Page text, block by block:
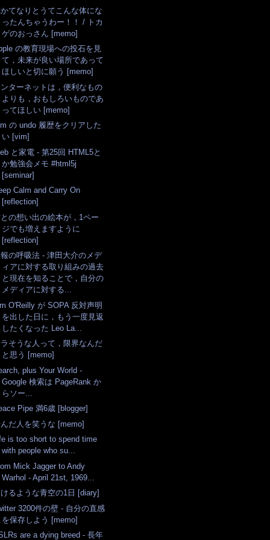
てなりとうてこんな体にな
ったんちゃうわー！！ / トカ
ゲのおっさん [memo]
の教育現場への投石を見
て，未来が良い場所であって
ほしいと切に願う [memo]
ターネットは，便利なもの
よりも，おもしろいものであ
ってほしい [memo]
の undo 履歴をクリアした
い [vim]
と家電 - 第25回 HTML5と
か勉強会メモ #html5j
[seminar]
Calm and Carry On
[reflection]
の想い出の絵本が，1ペー
ジでも増えますように
[reflection]
の呼吸法 - 津田大介のメデ
ィアに対する取り組みの過去
と現在を知ることで，自分の
メディアに対する...
O'Reilly が SOPA 反対声明
を出した日に，もう一度見返
したくなった Leo La...
そうな人って，限界なんだ
と思う [memo]
plus Your World -
Google 検索は PageRank か
らソー...
Pipe 満6歳 [blogger]
だ人を笑うな [memo]
is too short to spend time
with people who su...
Mick Jagger to Andy
Warhol - April 21st, 1969...
るような青空の1日 [diary]
3200件の壁 - 自分の直感
を保存しよう [memo]
are a dying breed - 長年